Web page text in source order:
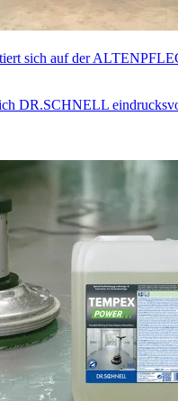
sich auf der
DR.SCHNELL